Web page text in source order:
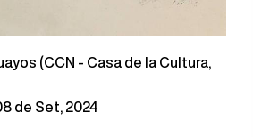
(CCN - Casa de la Cultura,
de Set, 2024